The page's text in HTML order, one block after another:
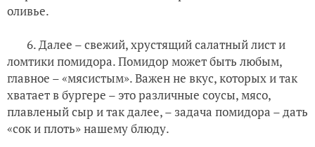
оливье.
6. Далее – свежий, хрустящий салатный лист и
ломтики помидора. Помидор может быть любым,
главное – «мясистым». Важен не вкус, которых и так
хватает в бургере – это различные соусы, мясо,
плавленый сыр и так далее, – задача помидора – дать
«сок и плоть» нашему блюду.